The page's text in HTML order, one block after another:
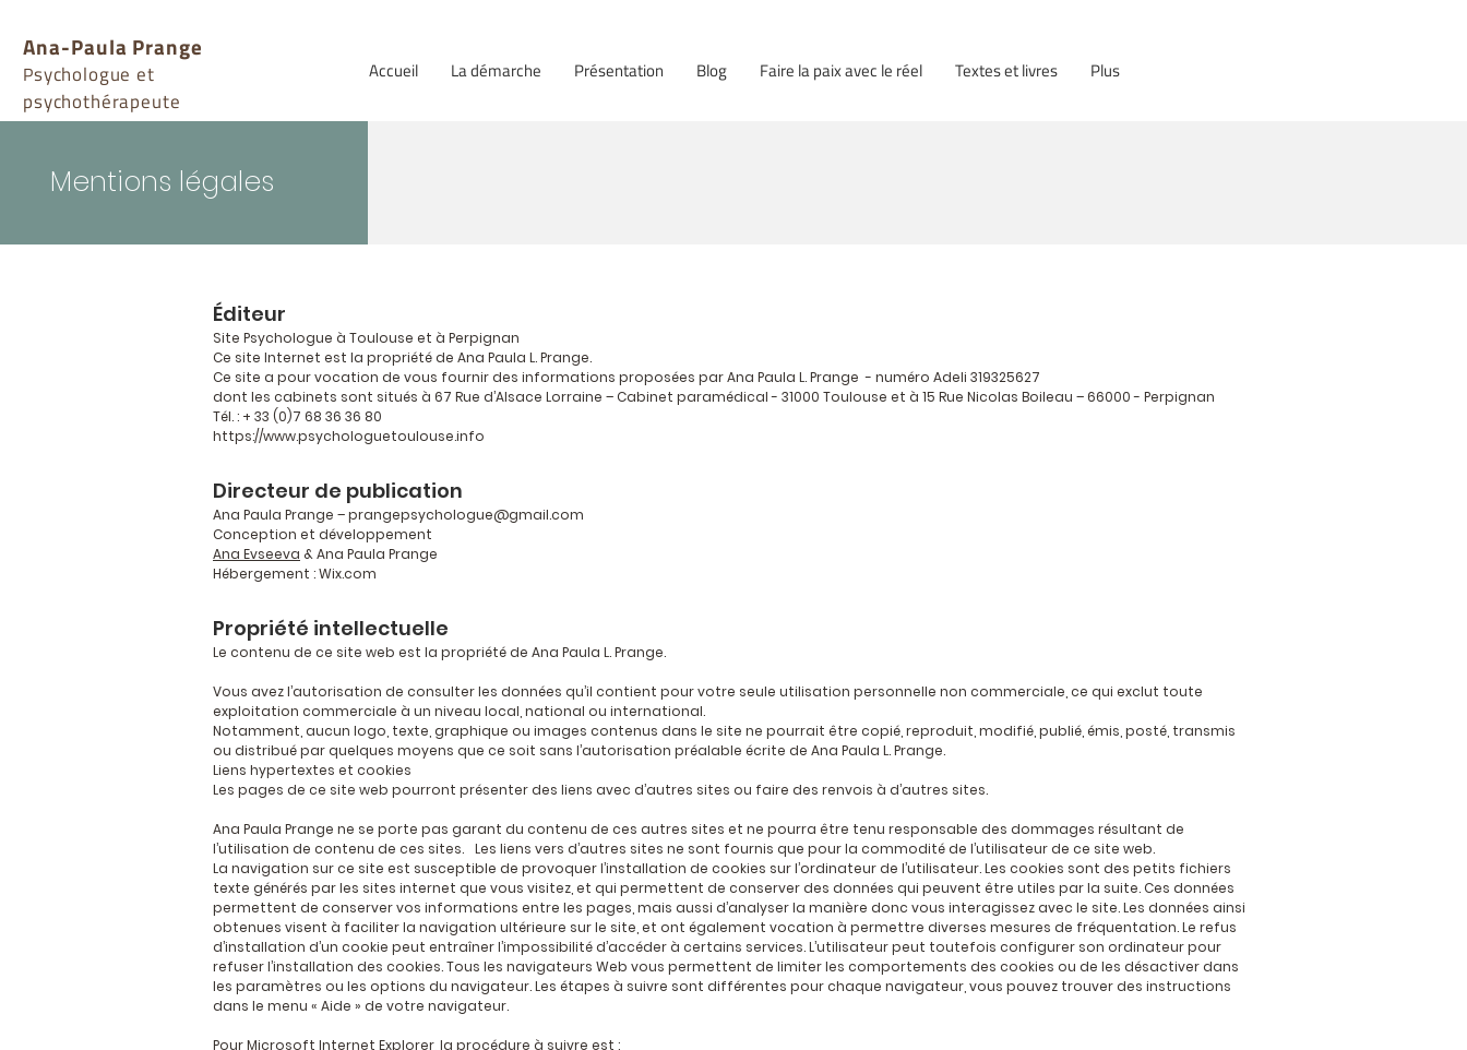
Ana-Paula Prange
Psychologue et
psychothérapeute
Accueil La démarche Présentation Blog Faire la paix avec le réel Textes et livres Plus
Mentions légales
Éditeur
Site Psychologue à Toulouse et à Perpignan
Ce site Internet est la propriété de Ana Paula L. Prange.
Ce site a pour vocation de vous fournir des informations proposées par Ana Paula L. Prange - numéro Adeli 319325627
dont les cabinets sont situés à 67 Rue d’Alsace Lorraine – Cabinet paramédical - 31000 Toulouse et à 15 Rue Nicolas Boileau – 66000 - Perpignan
Tél. : + 33 (0)7 68 36 36 80
https://www.psychologuetoulouse.info
Directeur de publication
Ana Paula Prange –prangepsychologue@gmail.com
Conception et développement
Ana Evseeva & Ana Paula Prange
Hébergement : Wix.com
Propriété intellectuelle
Le contenu de ce site web est la propriété de Ana Paula L. Prange.
Vous avez l’autorisation de consulter les données qu’il contient pour votre seule utilisation personnelle non commerciale, ce qui exclut toute
exploitation commerciale à un niveau local, national ou international.
Notamment, aucun logo, texte, graphique ou images contenus dans le site ne pourrait être copié, reproduit, modifié, publié, émis, posté, transmis
ou distribué par quelques moyens que ce soit sans l’autorisation préalable écrite de Ana Paula L. Prange.
Liens hypertextes et cookies
Les pages de ce site web pourront présenter des liens avec d’autres sites ou faire des renvois à d’autres sites.
Ana Paula Prange ne se porte pas garant du contenu de ces autres sites et ne pourra être tenu responsable des dommages résultant de
l’utilisation de contenu de ces sites. Les liens vers d’autres sites ne sont fournis que pour la commodité de l’utilisateur de ce site web.
La navigation sur ce site est susceptible de provoquer l’installation de cookies sur l’ordinateur de l’utilisateur. Les cookies sont des petits fichiers
texte générés par les sites internet que vous visitez, et qui permettent de conserver des données qui peuvent être utiles par la suite. Ces données
permettent de conserver vos informations entre les pages, mais aussi d’analyser la manière donc vous interagissez avec le site. Les données ainsi
obtenues visent à faciliter la navigation ultérieure sur le site, et ont également vocation à permettre diverses mesures de fréquentation. Le refus
d’installation d’un cookie peut entraîner l’impossibilité d’accéder à certains services. L’utilisateur peut toutefois configurer son ordinateur pour
refuser l’installation des cookies. Tous les navigateurs Web vous permettent de limiter les comportements des cookies ou de les désactiver dans
les paramètres ou les options du navigateur. Les étapes à suivre sont différentes pour chaque navigateur, vous pouvez trouver des instructions
dans le menu « Aide » de votre navigateur.
Pour Microsoft Internet Explorer, la procédure à suivre est :